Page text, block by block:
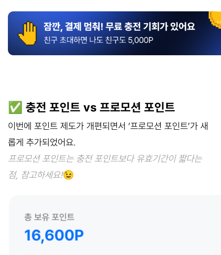
✅ 충전 포인트 vs 프로모션 포인트
이번에 포인트 제도가 개편되면서 ‘프로모션 포인트’가 새
롭게 추가되었어요.
프로모션 포인트는 충전 포인트보다 유효기간이 짧다는
점, 참고하세요!😉